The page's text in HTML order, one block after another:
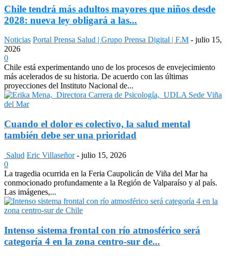
Chile tendrá más adultos mayores que niños desde
2028: nueva ley obligará a las...
Noticias Portal Prensa Salud | Grupo Prensa Digital | F.M - julio 15,
2026
0
Chile está experimentando uno de los procesos de envejecimiento
más acelerados de su historia. De acuerdo con las últimas
proyecciones del Instituto Nacional de...
Cuando el dolor es colectivo, la salud mental
también debe ser una prioridad
Salud Eric Villaseñor - julio 15, 2026
0
La tragedia ocurrida en la Feria Caupolicán de Viña del Mar ha
conmocionado profundamente a la Región de Valparaíso y al país.
Las imágenes,...
Intenso sistema frontal con río atmosférico será
categoría 4 en la zona centro-sur de...